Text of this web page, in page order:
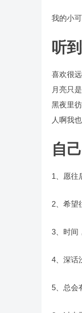
我的小
听
喜欢很
月亮只
黑夜里
人啊我
自
1、愿往
2、希望
3、时间
4、深话
5、总会